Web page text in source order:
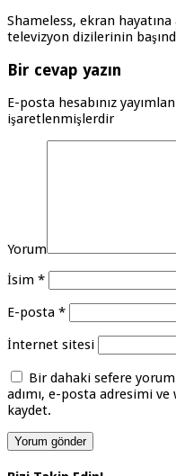
Shameless, ekran
televizyon dizilerinin
Bir cevap yazın
E-posta hesabınız
işaretlenmişlerdir
Yorum
İsim *
E-posta *
İnternet sitesi
Bir dahaki sefere
adımı, e-posta adresimi
kaydet.